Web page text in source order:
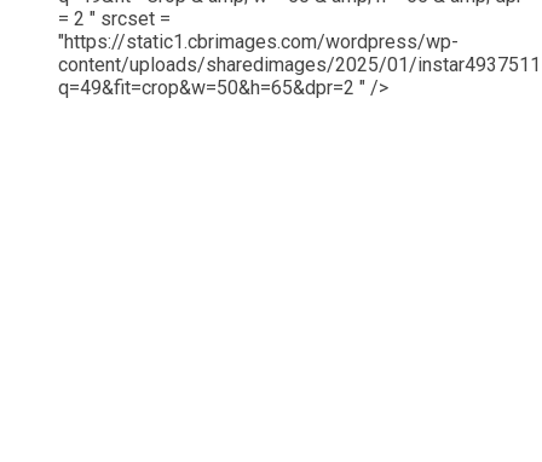
= 2 " srcset =
"https://static1.cbrimages.com/wordpress/wp-
content/uploads/sharedimages/2025/01/
q=49&fit=crop&w=50&h=65&dpr=2 " />